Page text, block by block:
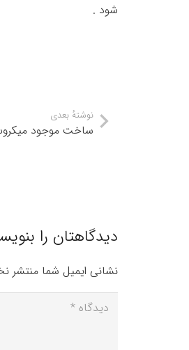
شود .
نوشتهٔ بعدی
ساخت موجود
دیدگاهتان را
نشانی ایمیل شما منتشر